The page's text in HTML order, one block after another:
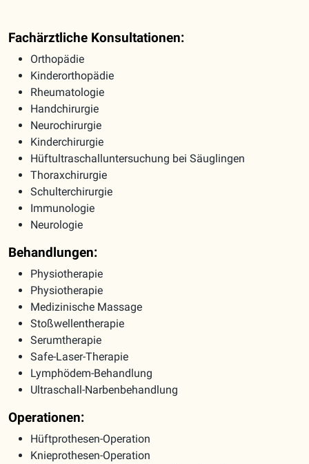
Fachärztliche Konsultationen:
Orthopädie
Kinderorthopädie
Rheumatologie
Handchirurgie
Neurochirurgie
Kinderchirurgie
Hüftultraschalluntersuchung bei Säuglingen
Thoraxchirurgie
Schulterchirurgie
Immunologie
Neurologie
Behandlungen:
Physiotherapie
Physiotherapie
Medizinische Massage
Stoßwellentherapie
Serumtherapie
Safe-Laser-Therapie
Lymphödem-Behandlung
Ultraschall-Narbenbehandlung
Operationen:
Hüftprothesen-Operation
Knieprothesen-Operation